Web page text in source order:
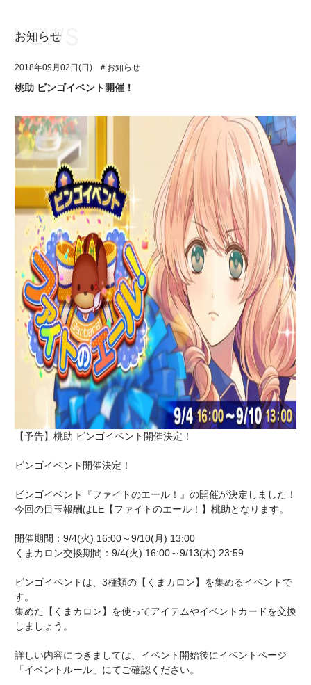
アプリゲーム
イベント・キャンペーン
ミュージック
グッズ・本
ギャラリー
ユニット&キャラクター
アプリゲーム
イベント・キャンペーン
ミュージック
グッズ・本
ギャラリー
お知らせ
2018年09月02日(日) ＃お知らせ
桃助 ビンゴイベント開催！
【予告】桃助 ビンゴイベント開催決定！
ビンゴイベント開催決定！
ビンゴイベント『ファイトのエール！』の開催が決定しました！
今回の目玉報酬はLE【ファイトのエール！】桃助となります。
開催期間：9/4(火) 16:00～9/10(月) 13:00
くまカロン交換期間：9/4(火) 16:00～9/13(木) 23:59
ビンゴイベントは、3種類の【くまカロン】を集めるイベントで
す。
集めた【くまカロン】を使ってアイテムやイベントカードを交換
しましょう。
詳しい内容につきましては、イベント開始後にイベントページ
「イベントルール」にてご確認ください。